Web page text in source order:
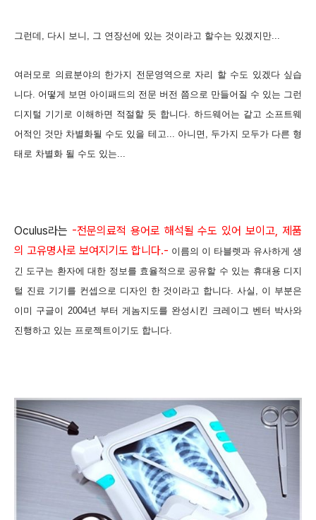
그런데, 다시 보니, 그 연장선에 있는 것이라고 할수는 있겠지만...
여러모로 의료분야의 한가지 전문영역으로 자리 할 수도 있겠다 싶습
니다. 어떻게 보면 아이패드의 전문 버전 쯤으로 만들어질 수 있는 그런
디지털 기기로 이해하면 적절할 듯 합니다. 하드웨어는 같고 소프트웨
어적인 것만 차별화될 수도 있을 테고... 아니면, 두가지 모두가 다른 형
태로 차별화 될 수도 있는...
Oculus라는 -전문의료적 용어로 해석될 수도 있어 보이고, 제품
의 고유명사로 보여지기도 합니다.- 이름의 이 타블렛과 유사하게 생
긴 도구는 환자에 대한 정보를 효율적으로 공유할 수 있는 휴대용 디지
털 진료 기기를 컨셉으로 디자인 한 것이라고 합니다. 사실, 이 부분은
이미 구글이 2004년 부터 게놈지도를 완성시킨 크레이그 벤터 박사와
진행하고 있는 프로젝트이기도 합니다.